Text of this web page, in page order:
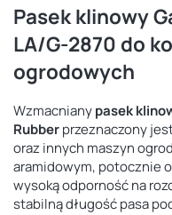
Pasek klinowy
LA/G-2870 do
ogrodowych
Wzmacnianypasek
Rubberprzeznaczony
oraz innych maszyn
aramidowym, potocznie
wysoką odporność na
stabilną długość pasa